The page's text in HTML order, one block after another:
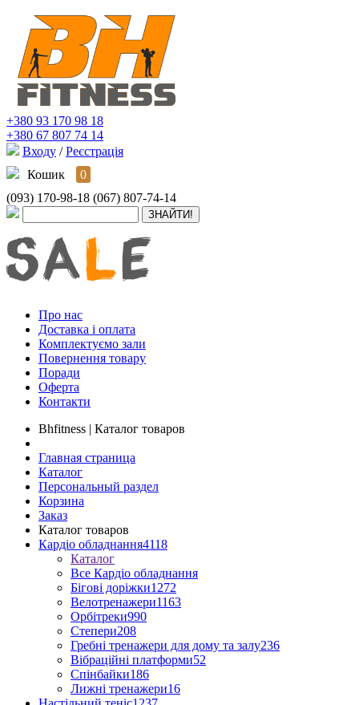
+380 93 170 98 18
+380 67 807 74 14
Входу / Реєстрація
Кошик
0
(093) 170-98-18 (067) 807-74-14
Про нас
Доставка і оплата
Комплектуємо зали
Повернення товару
Поради
Оферта
Контакти
Bhfitness | Каталог товаров
Главная страница
Каталог
Персональный раздел
Корзина
Заказ
Каталог товаров
Кардіо обладнання4118
Каталог
Все Кардіо обладнання
Бігові доріжки1272
Велотренажери1163
Орбітреки990
Степери208
Гребні тренажери для дому та залу236
Вібраційні платформи52
Спінбайки186
Лижні тренажери16